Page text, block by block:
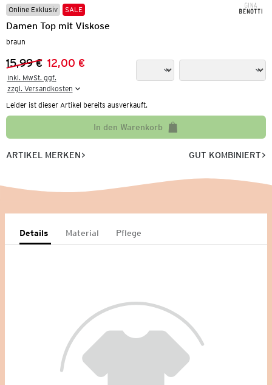
Online Exklusiv SALE
Damen Top mit Viskose
braun
Vorheriger Preis:
15,99 €
Neuer Preis:
12,00 €
inkl. MwSt. ggf.
zzgl. Versandkosten
Leider ist dieser Artikel bereits ausverkauft.
In den Warenkorb
ARTIKEL MERKEN GUT KOMBINIERT
Details Material Pflege